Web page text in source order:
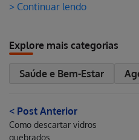
> Continuar lendo
Explore mais categorias
Saúde e Bem-Estar
< Post Anterior
Como descartar vidros
quebrados